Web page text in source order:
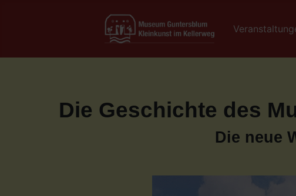
Die Geschichte des
Die neue